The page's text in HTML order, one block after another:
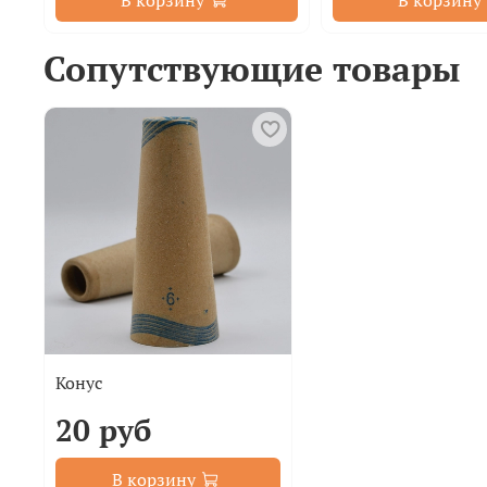
Сопутствующие товары
Конус
20 руб
В корзину